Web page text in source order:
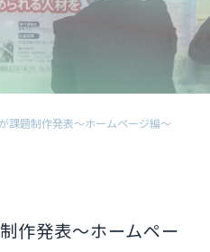
課題制作発表～ホームページ編～
作発表～ホームペー